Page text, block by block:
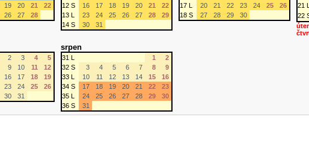
19 20 21
22
26 27 28
12 S
16 17 18 19 20 21
22
13 L
23 24 25 26 27 28
29
14 S
30 31
17 L
20 21 22 23 24 25
26
18 S
27 28 29 30
21 L
22
2 3 4
5
9 10 11
12
16 17 18
19
23 24 25
26
30 31
srpen
31 L 1
2
32 S
3 4 5 6 7 8
9
33 L
10 11 12 13 14 15
16
34 S
17 18 19 20 21 22
23
35 L
24 25 26 27 28 29
30
36 S
31